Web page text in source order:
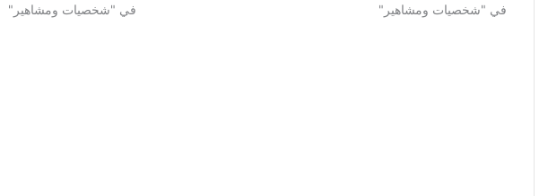
في "شخصيات ومشاهير"
في "شخصيات ومشاهير"